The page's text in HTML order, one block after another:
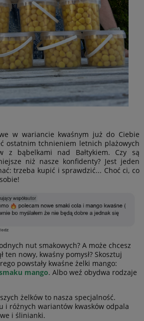
w wariancie kwaśnym już do Ciebie
ostatnim tchnieniem letnich plażowych
z bąbelkami nad Bałtykiem. Czy są
niż nasze konfidenty? Jest jeden
trzeba kupić i sprawdzić... Choć ci, co
nut smakowych? A może chcesz
ten nowy, kwaśny pomysł? Skosztuj
powstały kwaśne żelki mango:
mango. Albo weź obydwa rodzaje
żelków to nasza specjalność.
i różnych wariantów kwasków odpala
i ślinianki.